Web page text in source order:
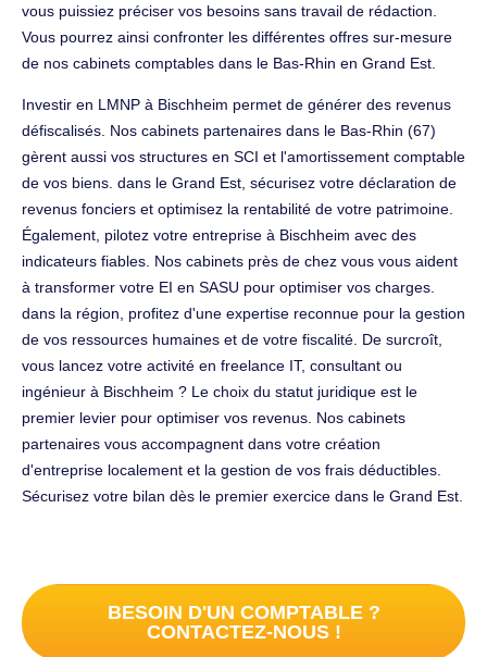
vous puissiez préciser vos besoins sans travail de rédaction.
Vous pourrez ainsi confronter les différentes offres sur-mesure
de nos cabinets comptables dans le Bas-Rhin en Grand Est.
Investir en LMNP à Bischheim permet de générer des revenus
défiscalisés. Nos cabinets partenaires dans le Bas-Rhin (67)
gèrent aussi vos structures en SCI et l'amortissement comptable
de vos biens. dans le Grand Est, sécurisez votre déclaration de
revenus fonciers et optimisez la rentabilité de votre patrimoine.
Également, pilotez votre entreprise à Bischheim avec des
indicateurs fiables. Nos cabinets près de chez vous vous aident
à transformer votre EI en SASU pour optimiser vos charges.
dans la région, profitez d'une expertise reconnue pour la gestion
de vos ressources humaines et de votre fiscalité. De surcroît,
vous lancez votre activité en freelance IT, consultant ou
ingénieur à Bischheim ? Le choix du statut juridique est le
premier levier pour optimiser vos revenus. Nos cabinets
partenaires vous accompagnent dans votre création
d'entreprise localement et la gestion de vos frais déductibles.
Sécurisez votre bilan dès le premier exercice dans le Grand Est.
BESOIN D'UN COMPTABLE ?
CONTACTEZ-NOUS !